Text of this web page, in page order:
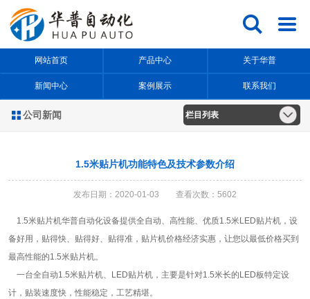
 
网站首页 产品中心 关于华普
新闻中心 案例展示 联系我们
 公司新闻 栏目列表
1.5米贴片机功能特色及技术参数介绍
发布日期：2020-01-03 查看次数：5602
1.5米贴片机华普自动化设备提供全自动、高性能、优质1.5米LED贴片机，设
备好用，贴得快、贴得好、贴得准，贴片机价格经济实惠，让您以最低价格买到
最高性能的1.5米贴片机。
一台全自动1.5米贴片机、LED贴片机，主要是针对1.5米长的LED板特定设
计，贴装速度快，性能稳定，工艺精堪。